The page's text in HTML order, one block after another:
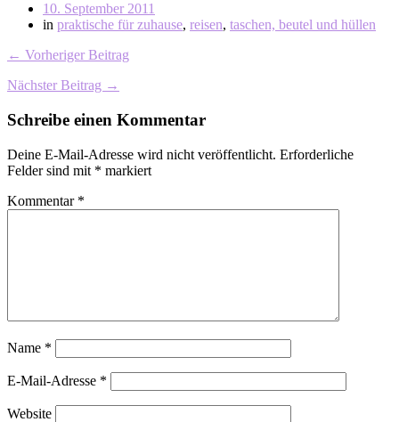
10. September 2011
in praktische für zuhause, reisen, taschen, beutel und hüllen
← Vorheriger Beitrag
Nächster Beitrag →
Schreibe einen Kommentar
Deine E-Mail-Adresse wird nicht veröffentlicht. Erforderliche
Felder sind mit * markiert
Kommentar *
Name *
E-Mail-Adresse *
Website